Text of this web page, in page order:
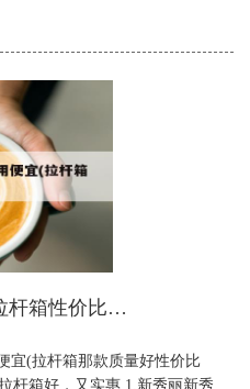
什么牌子拉杆箱性价比高,耐用便宜(拉杆箱那款质量好性价比高)
宜(拉杆箱那款质量好性价比
杆箱好，又实惠 1.新秀丽新秀